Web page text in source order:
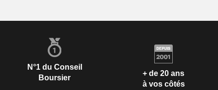
N°1 du Conseil
Boursier
+ de 20 ans
à vos côtés